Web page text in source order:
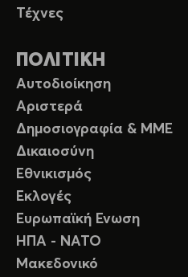
Τέχνες
ΠΟΛΙΤΙΚΗ
Αυτοδιοίκηση
Αριστερά
Δημοσιογραφία & ΜΜΕ
Δικαιοσύνη
Εθνικισμός
Εκλογές
Ευρωπαϊκή Ενωση
ΗΠΑ - ΝΑΤΟ
Μακεδονικό